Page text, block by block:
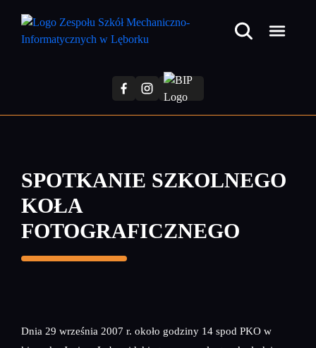
treści
SPOTKANIE SZKOLNEGO
KOŁA
FOTOGRAFICZNEGO
Dnia 29 września 2007 r. około godziny 14 spod PKO w